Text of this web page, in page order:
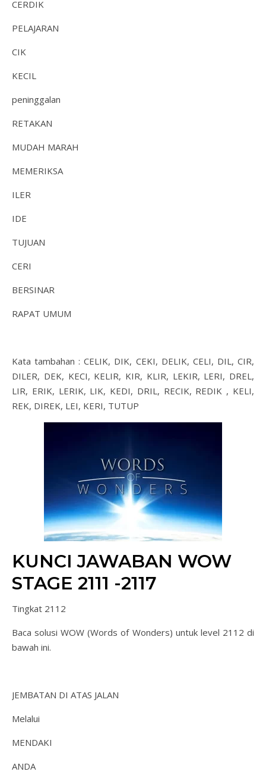
CERDIK
PELAJARAN
CIK
KECIL
peninggalan
RETAKAN
MUDAH MARAH
MEMERIKSA
ILER
IDE
TUJUAN
CERI
BERSINAR
RAPAT UMUM
Kata tambahan : CELIK, DIK, CEKI, DELIK, CELI, DIL, CIR,
DILER, DEK, KECI, KELIR, KIR, KLIR, LEKIR, LERI, DREL,
LIR, ERIK, LERIK, LIK, KEDI, DRIL, RECIK, REDIK , KELI,
REK, DIREK, LEI, KERI, TUTUP
KUNCI JAWABAN WOW
STAGE 2111 -2117
Tingkat 2112
Baca solusi WOW (Words of Wonders) untuk level 2112 di
bawah ini.
JEMBATAN DI ATAS JALAN
Melalui
MENDAKI
ANDA